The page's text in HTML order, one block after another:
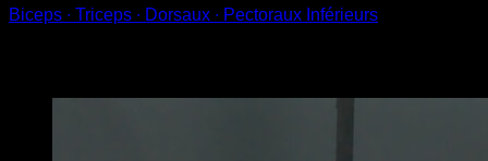
Biceps ∙ Triceps ∙ Dorsaux ∙ Pectoraux Inférieurs